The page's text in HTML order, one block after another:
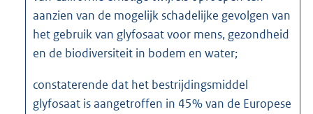
aanzien van de mogelijk schadelijke gevolgen van
het gebruik van glyfosaat voor mens, gezondheid
en de biodiversiteit in bodem en water;
constaterende dat het bestrijdingsmiddel
glyfosaat is aangetroffen in 45% van de Europese